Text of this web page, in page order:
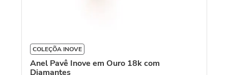
COLEÇÕA INOVE
Anel Pavê Inove em Ouro 18k com
Diamantes